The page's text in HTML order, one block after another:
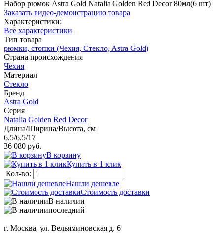
Набор рюмок Astra Gold Natalia Golden Red Decor 80мл(6 шт)
Заказать видео-демонстрацию товара
Характеристики:
Все характеристики
Тип товара
рюмки, стопки (Чехия, Стекло, Astra Gold)
Страна происхождения
Чехия
Материал
Стекло
Бренд
Astra Gold
Серия
Natalia Golden Red Decor
Длина/Ширина/Высота, см
6.5/6.5/17
36 080 руб.
В корзину
Купить в 1 клик
Кол-во:
Нашли дешевле
Стоимость доставки
В наличии
последний
г. Москва, ул. Вельяминовская д. 6